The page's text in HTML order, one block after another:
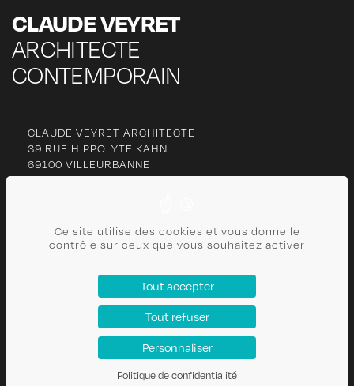
CLAUDE VEYRET
ARCHITECTE
CONTEMPORAIN
CLAUDE VEYRET ARCHITECTE
39 RUE HIPPOLYTE KAHN
69100 VILLEURBANNE
***********@***il.com
CONTACT
PLAN DU SITE
POLITIQUE DE CONFIDENTIALITÉ
MENTIONS LÉGALES
Ce site utilise des cookies et vous donne le
contrôle sur ceux que vous souhaitez activer
Tout accepter
Tout refuser
Personnaliser
Politique de confidentialité